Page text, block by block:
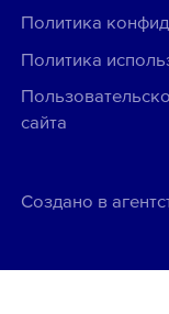
Политика
Политика
сайта
Создано в